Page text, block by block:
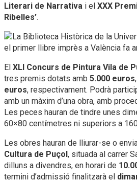
Literari de Narrativa i el XXX
Ribelles’.
El XLI Concurs de Pintura Vila de
tres premis dotats amb 5.000 euros,
euros, respectivament. Podrà
amb un màxim d’una obra, amb
Les peces hauran de tindre unes
60×80 centímetres ni superiors a
Les obres hauran de lliurar-se o
Cultura de Puçol, situada al carrer
dilluns a divendres, en horari de
termini d’admissió finalitzarà el